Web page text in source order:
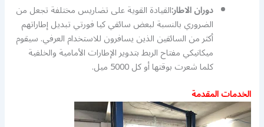
دوران الاطار:القيادة القوية على تضاريس مختلفة تجعل من
الضروري بالنسبة لبعض سائقي كيا فورتي تبديل إطاراتهم
أكثر من السائقين الذين يسافرون للاستخدام العرفي. سيقوم
ميكانيكي مفتاح الربط بتدوير الإطارات الأمامية والخلفية
كلما شعرت بوقتها أو كل 5000 ميل.
الخدمات المقدمة